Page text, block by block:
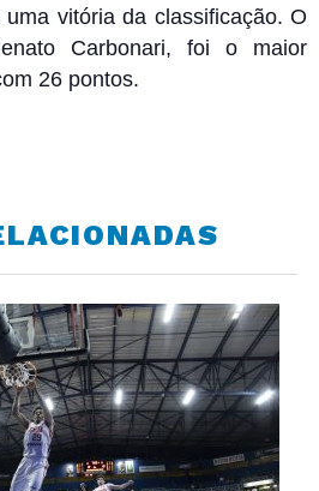
vitória da classificação. O
Carbonari, foi o maior
26 pontos.